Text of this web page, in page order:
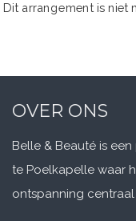
Dit arrangement is niet
OVER ONS
Belle & Beauté is
te Poelkapelle waar
ontspanning centraal